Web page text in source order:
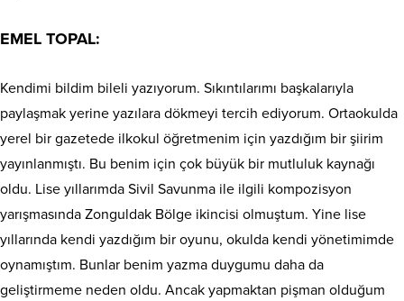
EMEL TOPAL:
Kendimi bildim bileli yazıyorum. Sıkıntılarımı başkalarıyla
paylaşmak yerine yazılara dökmeyi tercih ediyorum. Ortaokulda
yerel bir gazetede ilkokul öğretmenim için yazdığım bir şiirim
yayınlanmıştı. Bu benim için çok büyük bir mutluluk kaynağı
oldu. Lise yıllarımda Sivil Savunma ile ilgili kompozisyon
yarışmasında Zonguldak Bölge ikincisi olmuştum. Yine lise
yıllarında kendi yazdığım bir oyunu, okulda kendi yönetimimde
oynamıştım. Bunlar benim yazma duygumu daha da
geliştirmeme neden oldu. Ancak yapmaktan pişman olduğum